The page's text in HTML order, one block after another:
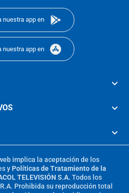
nuestra app en
nuestra app en
implica la aceptación de los
y Políticas de Tratamiento de la
TELEVISIÓN S.A. Todos los
Prohibida su reproducción total